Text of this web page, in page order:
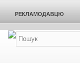
РЕКЛАМОДАВЦЮ